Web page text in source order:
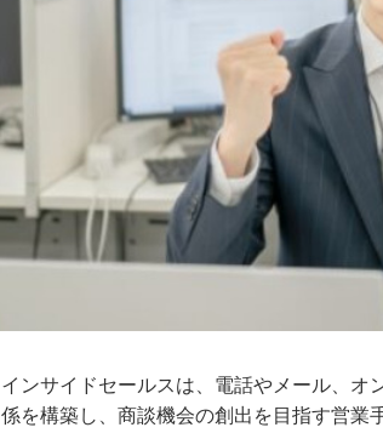
インサイドセールスは、電話やメール、オ
係を構築し、商談機会の創出を目指す営業